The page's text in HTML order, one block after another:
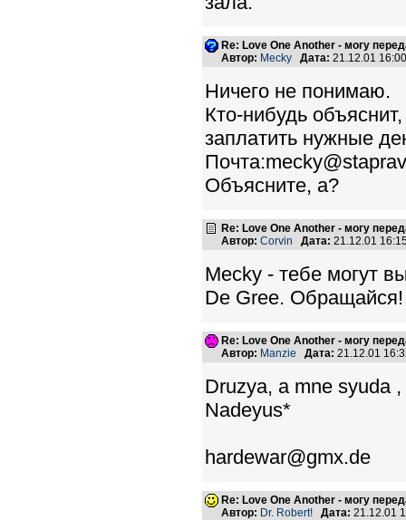
Re: Love One Another - могу
Автор: Mecky Дата: 21.12.01
Ничего не понимаю.
Кто-нибудь
заплатить нужные
Объясните, а?
Re: Love One Another - могу
Автор: Corvin Дата: 21.12.01
Mecky - тебе могут
De Gree. Обращайся!
Re: Love One Another - могу
Автор: Manzie Дата: 21.12.01
Druzya, a mne syuda
Nadeyus*
hardewar@gmx.de
Re: Love One Another - могу
Автор: Dr. Robert! Дата: 21.12.01